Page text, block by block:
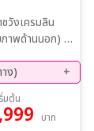
าพด้านนอก) –
าคา 60
สงเหนือ #1
ง)
.ย 70
มต้น
บาท